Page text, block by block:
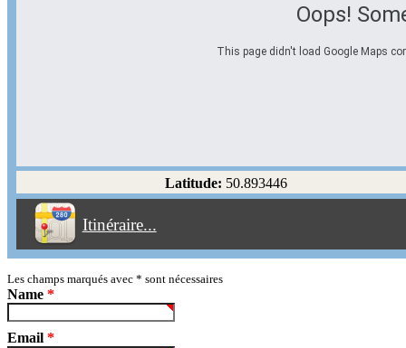
Oops!
This page didn't load Google Maps
Latitude: 50.893446
Itinéraire...
Éviter les autoroutes
Éviter les péages
Partir! Reset
Les champs marqués avec * sont nécessaires
Name *
Email *